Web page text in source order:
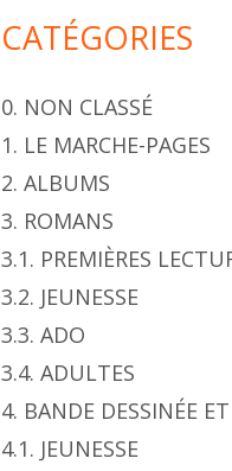
CATÉGORIES
0. NON CLASSÉ
1. LE MARCHE-PAGES
2. ALBUMS
3. ROMANS
3.1. PREMIÈRES
3.2. JEUNESSE
3.3. ADO
3.4. ADULTES
4. BANDE DESSINÉE
4.1. JEUNESSE